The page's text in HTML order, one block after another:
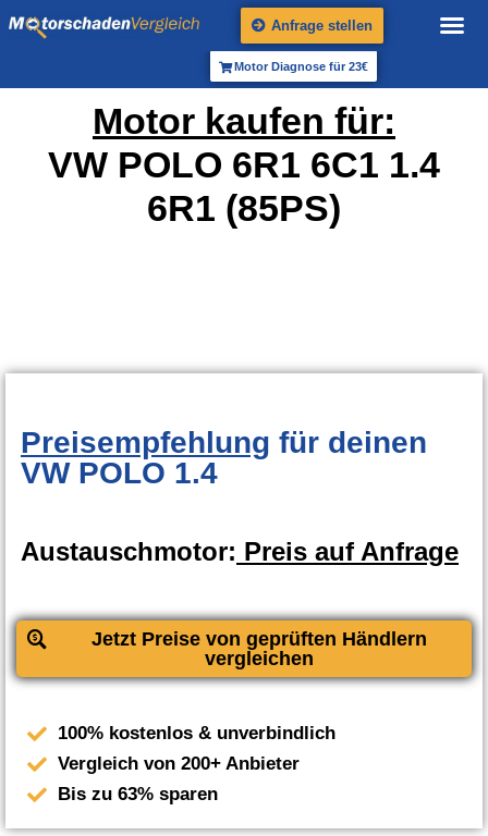
Anfrage stellen
Motor Diagnose für 23€
Motor kaufen für:
VW POLO 6R1 6C1 1.4
6R1 (85PS)
Preisempfehlung für deinen
VW POLO 1.4
Austauschmotor: Preis auf Anfrage
Jetzt Preise von geprüften Händlern
vergleichen
100% kostenlos & unverbindlich
Vergleich von 200+ Anbieter
Bis zu 63% sparen